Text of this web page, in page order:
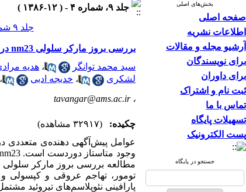
بخش‌های اصلی
صفحه اصلی
اطلاعات نشریه
آرشیو مجله و مقالات
برای نویسندگان
برای داوران
ثبت نام و اشتراک
تماس با ما
تسهیلات پایگاه
پست الکترونیک
جستجو در پایگاه
جلد ۹، شماره ۴ - ( ۱۲-۱۳۸۶ )
جلد ۹ شماره ۴ صفحات ۳۴۴-۳۳۹
بررسی بروز مارکر سلولی nm23 در نئوپلاسم‌های خوش‌خیم و بدخیم تیروئید به روش ایمونوهیستوشیمی
سید محمد توانگر
، هدیه
لشکری
، خدیجه ادبی ،
،tavangar@ams.ac.ir
چکیده:
(۳۲۹۱۷ مشاهده)
عوامل پیش‌آگهی دهنده‌ی متعددی